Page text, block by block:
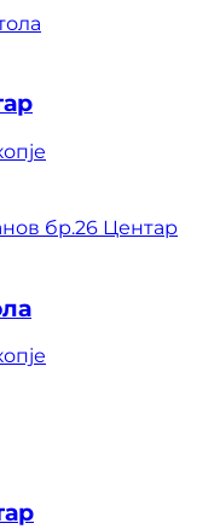
бр.26 Центар